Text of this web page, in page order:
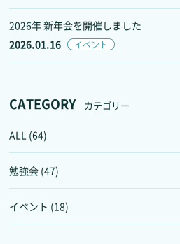
2026.01.16 イベント
2026年 新年会を開催しました
CATEGORY カテゴリー
ALL (64)
勉強会 (47)
イベント (18)